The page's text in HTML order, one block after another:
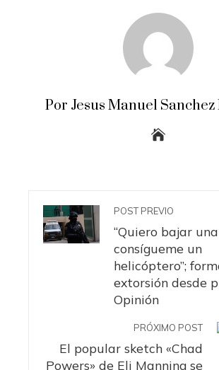
Por Jesus Manuel
POST PREVIO
“Quiero bajar
consígueme un
helicóptero”;
extorsión desde
Opinión
PRÓXIMO POST
El popular sketch «Chad
Powers» de Eli Manning se